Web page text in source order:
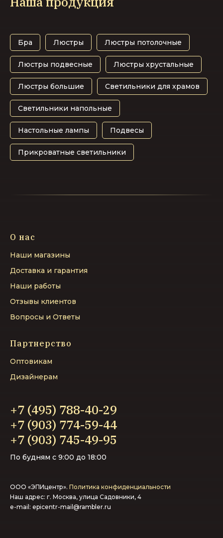
Бра Люстры Люстры потолочные
Люстры подвесные Люстры хрустальные
Люстры большие Светильники для храмов
Светильники напольные
Настольные лампы Подвесы
Прикроватные светильники
+7 (495) 788-40-29
+7 (903) 774-59-44‬
+7 (903) 745-49-95‬
По будням с 9:00 до 18:00
ООО «ЭПИцентр». Политика конфиденциальности
Наш адрес: г. Москва, улица Садовники, 4
e-mail: epicentr-mail@rambler.ru
О нас
Наши магазины
Доставка и гарантия
Наши работы
Отзывы клиентов
Вопросы и Ответы
Партнерство
Оптовикам
Дизайнерам